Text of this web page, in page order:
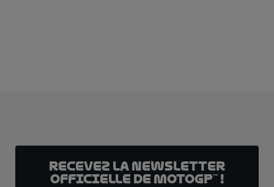
Recevez la Newsletter
officielle de MotoGP™ !